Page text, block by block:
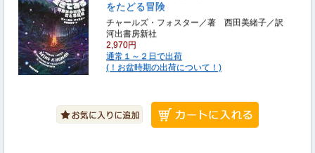
をたどる冒険
チャールズ・フォスター／著 西田美緒子／訳
河出書房新社
2,970円
通常１～２日で出荷
(！お盆時期の出荷について！)